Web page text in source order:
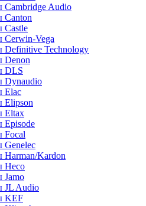
Cambridge Audio
Canton
Castle
Cerwin-Vega
Definitive Technology
Denon
DLS
Dynaudio
Elac
Elipson
Eltax
Episode
Focal
Genelec
Harman/Kardon
Heco
Jamo
JL Audio
KEF